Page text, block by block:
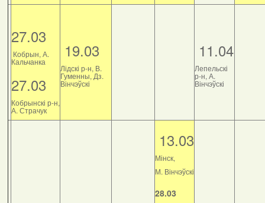
27.03
Кобрын, А.
Кальчанка
27.03
Кобрынскі р-н,
А. Страчук
19.03
Лідскі р-н, В.
Гуменны, Дз.
Вінчэўскі
11.04
Лепельскі
р-н, А.
Вінчэўскі
13.03
Мінск,
М. Вінчэўскі
28.03